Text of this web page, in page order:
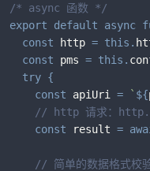
/* async 函数 */
export
default async
const http = this .
const pms = this .
try {
const apiUri = ` ${
// http 请求：
const result =
// 简单的数据格式校